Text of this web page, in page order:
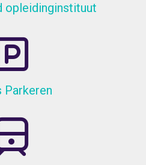
opleidinginstituut
Parkeren